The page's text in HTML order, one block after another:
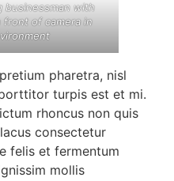
businessman with
of camera in
pharetra, nisl
turpis est et mi.
rhoncus non quis
consectetur
felis et fermentum
mollis